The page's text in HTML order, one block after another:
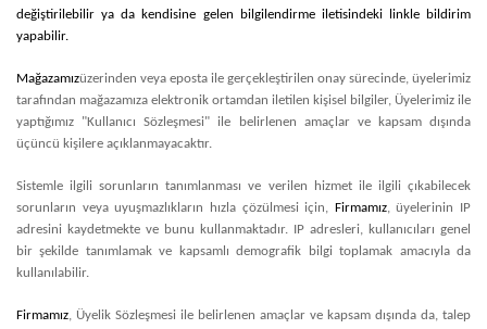
değiştirilebilir ya da kendisine gelen bilgilendirme iletisindeki linkle bildirim
yapabilir.
Mağazamızüzerinden veya eposta ile gerçekleştirilen onay sürecinde, üyelerimiz
tarafından mağazamıza elektronik ortamdan iletilen kişisel bilgiler, Üyelerimiz ile
yaptığımız "Kullanıcı Sözleşmesi" ile belirlenen amaçlar ve kapsam dışında
üçüncü kişilere açıklanmayacaktır.
Sistemle ilgili sorunların tanımlanması ve verilen hizmet ile ilgili çıkabilecek
sorunların veya uyuşmazlıkların hızla çözülmesi için, Firmamız, üyelerinin IP
adresini kaydetmekte ve bunu kullanmaktadır. IP adresleri, kullanıcıları genel
bir şekilde tanımlamak ve kapsamlı demografik bilgi toplamak amacıyla da
kullanılabilir.
Firmamız, Üyelik Sözleşmesi ile belirlenen amaçlar ve kapsam dışında da, talep